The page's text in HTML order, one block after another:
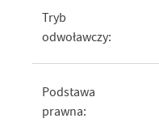
Tryb
odwoławczy:
Podstawa
prawna: